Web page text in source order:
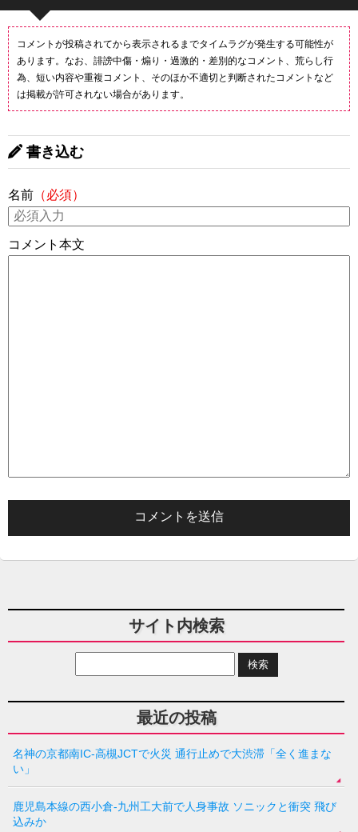
コメントが投稿されてから表示されるまでタイムラグが発生する可能性が
あります。なお、誹謗中傷・煽り・過激的・差別的なコメント、荒らし行
為、短い内容や重複コメント、そのほか不適切と判断されたコメントなど
は掲載が許可されない場合があります。
書き込む
名前 （必須）
コメント本文
サイト内検索
最近の投稿
名神の京都南IC-高槻JCTで火災 通行止めで大渋滞「全く進まな
い」
鹿児島本線の西小倉-九州工大前で人身事故 ソニックと衝突 飛び
込みか